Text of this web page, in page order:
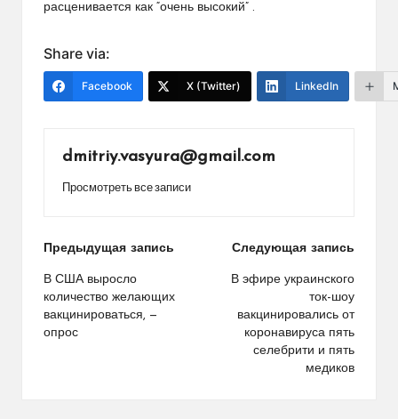
расценивается как “очень высокий” .
Share via:
Facebook X (Twitter) LinkedIn
dmitriy.vasyura@gmail.com
Просмотреть все записи
Навигация
по
записям
Предыдущая запись
В США выросло
количество желающих
вакцинироваться, —
опрос
Следующая запись
В эфире украинского
ток-шоу
вакцинировались от
коронавируса пять
селебрити и пять
медиков